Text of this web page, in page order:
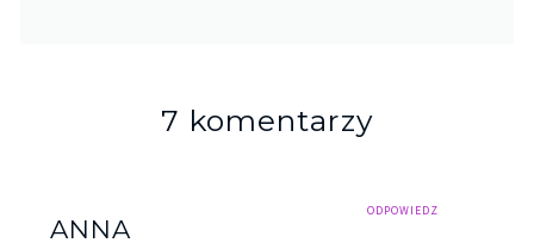
7 komentarzy
ODPOWIEDZ
ANNA